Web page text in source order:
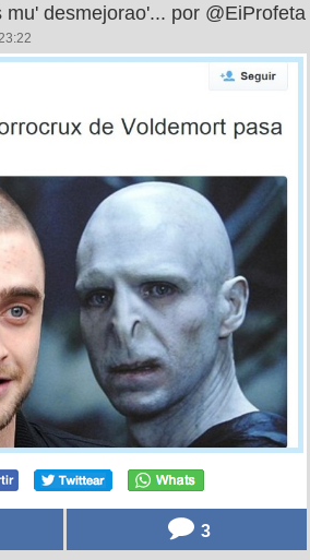
mu' desmejorao'... por @EiProfeta
3